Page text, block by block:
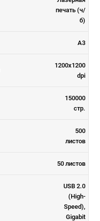
печать (ч/
б)
А3
1200x1200
dpi
150000
стр.
500
листов
50 листов
USB 2.0
(High-
Speed),
Gigabit